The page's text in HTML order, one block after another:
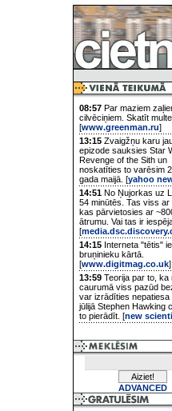
08:57 Par maziem
cilvēciņiem. Skatīt
[www.greenman.ru]
13:15 Zvaigžņu karu
epizode sauksies Star
Revenge of the Sith un
noskatīties to varēsim
gada maijā. [yahoo
14:51 No Ņujorkas uz
54 minūtēs. Tas viss ar
kas pārvietosies ar
ātrumu. Vai tas ir
[
14:15 Interneta "tētis"
bruņinieku kārtā.
[www.digitmag.co.uk]
13:59 Teorija par to, ka
caurumā viss pazūd
var izrādīties nepatiesa
jūlijā Stephen Hawking
to pierādīt. [new
ADVANCED